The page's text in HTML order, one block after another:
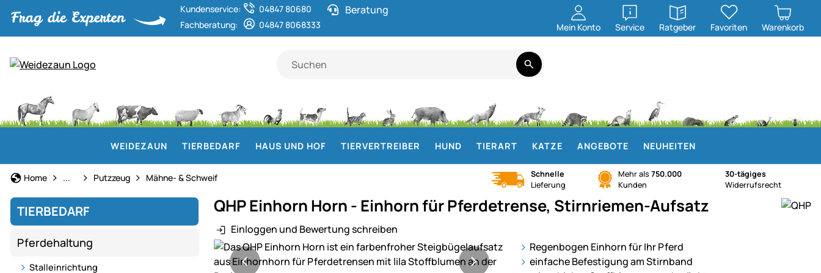
Kundenservice:
04847 80680
Fachberatung:
04847 8068333
Beratung
Mein Konto Service
öffnen
Ratgeber
öffnen
Favoriten Warenkorb
WEIDEZAUN TIERBEDARF HAUS UND HOF TIERVERTREIBER HUND TIERART KATZE ANGEBOTE NEUHEITEN
Home Pferdepflege
... Putzzeug Mähne- & Schweif
Schnelle
Lieferung
Mehr als 750.000
Kunden
30-tägiges
Widerrufsrecht
TIERBEDARF
Pferdehaltung
Stalleinrichtung
QHP Einhorn Horn - Einhorn für Pferdetrense, Stirnriemen-Aufsatz
Einloggen und Bewertung schreiben
Produktgalerie
Regenbogen Einhorn für Ihr Pferd
einfache Befestigung am Stirnband